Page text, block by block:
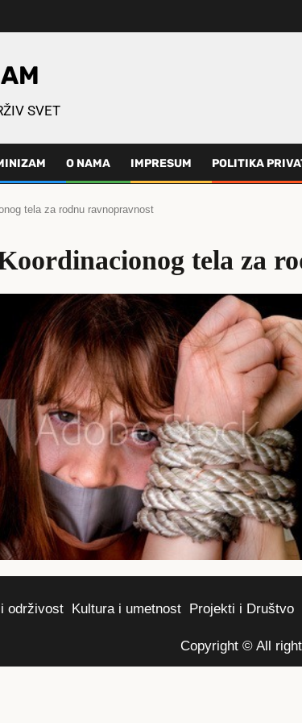
SVET
O NAMA IMPRESUM POLITIKA
tеla za rodnu ravnopravnost
tеla za
održivost Kultura i umetnost Projekti i Društvo
Copyright © All